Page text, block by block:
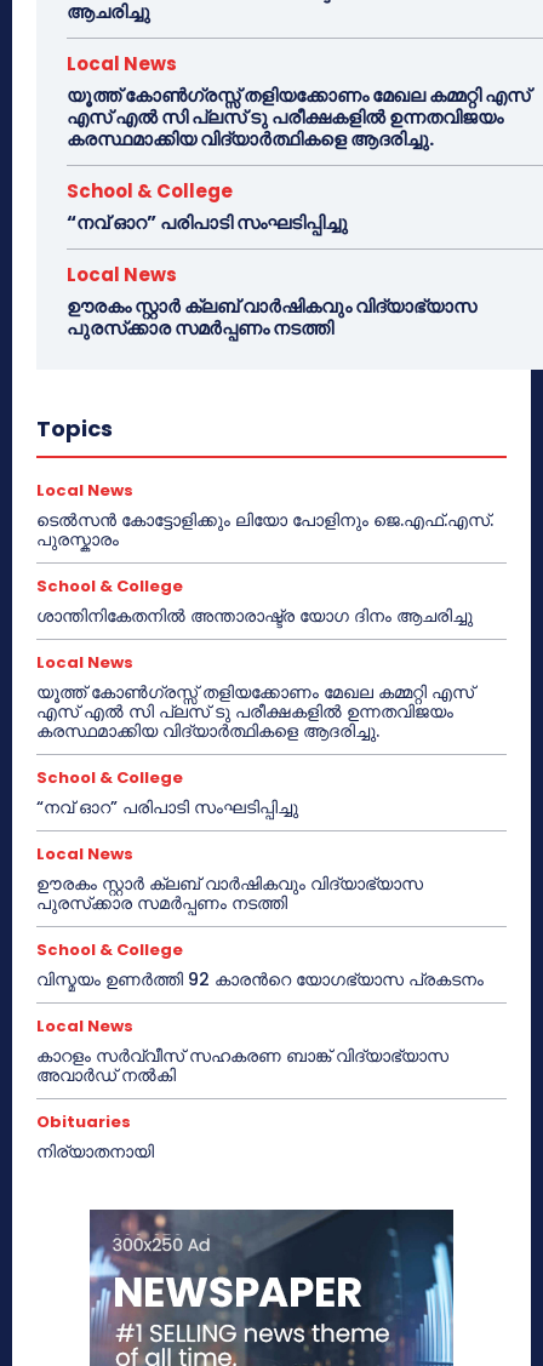
ആചരിച്ചു
Local News
യൂത്ത് കോൺഗ്രസ്സ് തളിയക്കോണം മേഖല കമ്മറ്റി എസ്
എസ് എൽ സി പ്ലസ് ടു പരീക്ഷകളിൽ ഉന്നതവിജയം
കരസ്ഥമാക്കിയ വിദ്യാർത്ഥികളെ ആദരിച്ചു.
School & College
“നവ് ഓറ” പരിപാടി സംഘടിപ്പിച്ചു
Local News
ഊരകം സ്റ്റാർ ക്ലബ് വാർഷികവും വിദ്യാഭ്യാസ
പുരസ്‌ക്കാര സമർപ്പണം നടത്തി
Topics
Local News
ടെൽസൻ കോട്ടോളിക്കും ലിയോ പോളിനും ജെ.എഫ്.എസ്.
പുരസ്കാരം
School & College
ശാന്തിനികേതനിൽ അന്താരാഷ്ട്ര യോഗ ദിനം ആചരിച്ചു
Local News
യൂത്ത് കോൺഗ്രസ്സ് തളിയക്കോണം മേഖല കമ്മറ്റി എസ്
എസ് എൽ സി പ്ലസ് ടു പരീക്ഷകളിൽ ഉന്നതവിജയം
കരസ്ഥമാക്കിയ വിദ്യാർത്ഥികളെ ആദരിച്ചു.
School & College
“നവ് ഓറ” പരിപാടി സംഘടിപ്പിച്ചു
Local News
ഊരകം സ്റ്റാർ ക്ലബ് വാർഷികവും വിദ്യാഭ്യാസ
പുരസ്‌ക്കാര സമർപ്പണം നടത്തി
School & College
വിസ്മയം ഉണർത്തി 92 കാരൻറെ യോഗഭ്യാസ പ്രകടനം
Local News
കാറളം സർവ്വീസ് സഹകരണ ബാങ്ക് വിദ്യാഭ്യാസ
അവാർഡ് നൽകി
Obituaries
നിര്യാതനായി